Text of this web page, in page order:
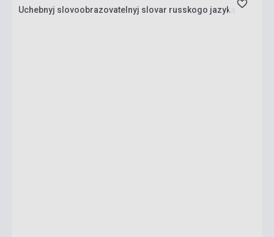
Uchebnyj slovoobrazovatelnyj slovar russkogo jazyka